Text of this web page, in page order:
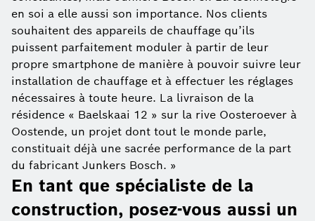
en soi a elle aussi son importance. Nos clients
souhaitent des appareils de chauffage qu’ils
puissent parfaitement moduler à partir de leur
propre smartphone de manière à pouvoir suivre leur
installation de chauffage et à effectuer les réglages
nécessaires à toute heure. La livraison de la
résidence « Baelskaai 12 » sur la rive Oosteroever à
Oostende, un projet dont tout le monde parle,
constituait déjà une sacrée performance de la part
du fabricant Junkers Bosch. »
En tant que spécialiste de la
construction, posez-vous aussi un